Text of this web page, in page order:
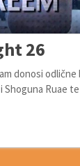
26
donosi
Shoguna Ruae